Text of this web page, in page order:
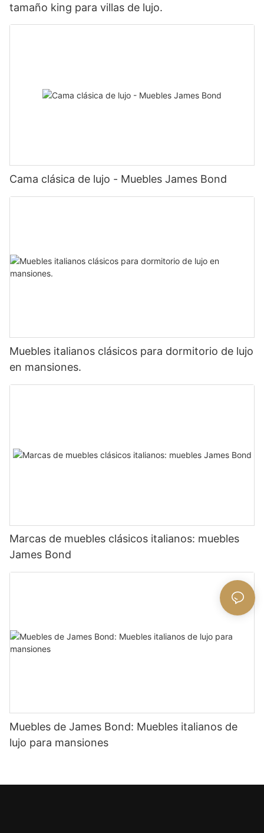
tamaño king para villas de lujo.
Cama clásica de lujo - Muebles James Bond
Muebles italianos clásicos para dormitorio de lujo
en mansiones.
Marcas de muebles clásicos italianos: muebles
James Bond
Muebles de James Bond: Muebles italianos de
lujo para mansiones